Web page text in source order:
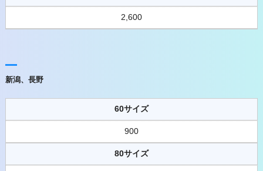
2,600
新潟、長野
60サイズ
900
80サイズ